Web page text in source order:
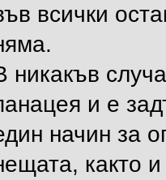
всички
никакъв
и е
начин за
както